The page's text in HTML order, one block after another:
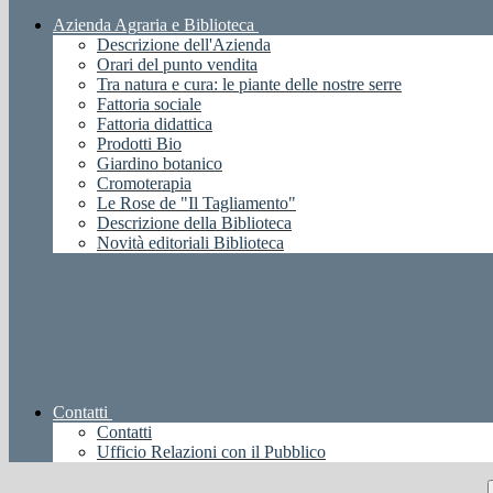
Azienda Agraria e Biblioteca
Descrizione dell'Azienda
Orari del punto vendita
Tra natura e cura: le piante delle nostre serre
Fattoria sociale
Fattoria didattica
Prodotti Bio
Giardino botanico
Cromoterapia
Le Rose de "Il Tagliamento"
Descrizione della Biblioteca
Novità editoriali Biblioteca
Contatti
Contatti
Ufficio Relazioni con il Pubblico